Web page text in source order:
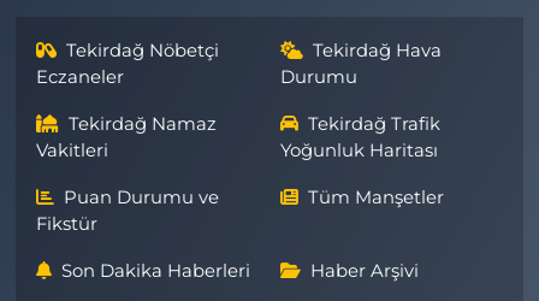
Tekirdağ Nöbetçi
Eczaneler
Tekirdağ Hava
Durumu
Tekirdağ Namaz
Vakitleri
Tekirdağ Trafik
Yoğunluk Haritası
Puan Durumu ve
Fikstür
Tüm Manşetler
Son Dakika Haberleri Haber Arşivi